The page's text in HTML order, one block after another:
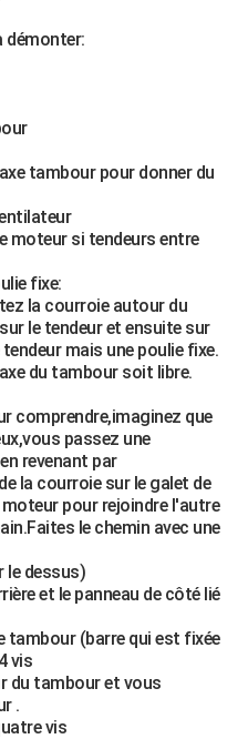
démonter:
tambour pour donner du
moteur si tendeurs entre
fixe:
la courroie autour du
le tendeur et ensuite sur
mais une poulie fixe.
du tambour soit libre.
comprendre,imaginez que
passez une
revenant par
la courroie sur le galet de
pour rejoindre l'autre
le chemin avec une
le dessus)
et le panneau de côté lié
tambour (barre qui est fixée
vis
du tambour et vous
.
vis